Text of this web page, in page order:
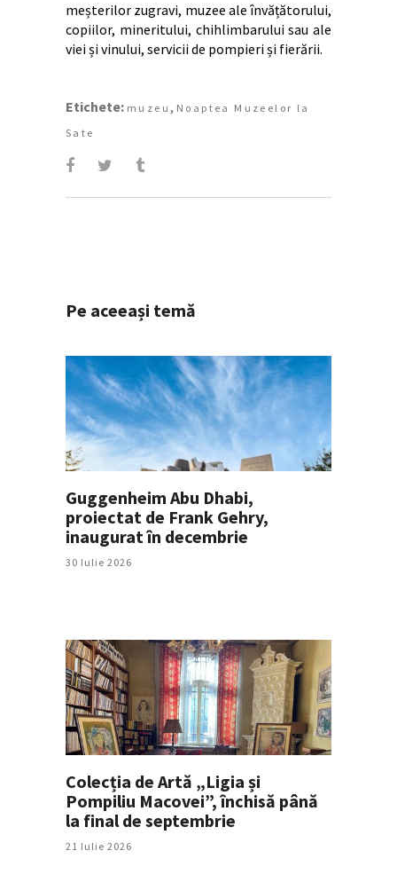
meșterilor zugravi, muzee ale învățătorului,
copiilor, mineritului, chihlimbarului sau ale
viei și vinului, servicii de pompieri și fierării.
Etichete: muzeu , Noaptea Muzeelor la
Sate
Pe aceeași temă
Guggenheim Abu Dhabi,
proiectat de Frank Gehry,
inaugurat în decembrie
30 Iulie 2026
Colecția de Artă „Ligia și
Pompiliu Macovei”, închisă până
la final de septembrie
21 Iulie 2026